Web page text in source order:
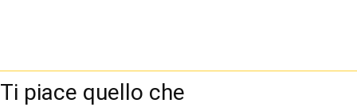
Ti piace quello che